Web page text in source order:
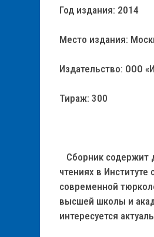
Год издания: 2014
Место издания:
Издательство: ООО
Тираж: 300
Сборник содержит
чтениях в
современной
высшей школы и
интересуется